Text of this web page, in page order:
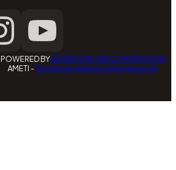
POWERED BYADVENTURE VAN CONVERSIONS
AMETI -Tworzenie sklepów internetowych